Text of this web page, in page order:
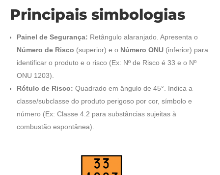
Principais simbologias
Painel de Segurança: Retângulo alaranjado. Apresenta o
Número de Risco (superior) e o Número ONU(inferior) para
identificar o produto e o risco (Ex: Nº de Risco é 33 e o Nº
ONU 1203).
Rótulo de Risco: Quadrado em ângulo de 45°. Indica a
classe/subclasse do produto perigoso por cor, símbolo e
número (Ex: Classe 4.2 para substâncias sujeitas à
combustão espontânea).